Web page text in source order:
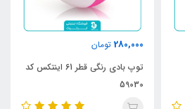
280,000 تومان
توپ بادی رنگی قطر 61 اینتکس کد
59030